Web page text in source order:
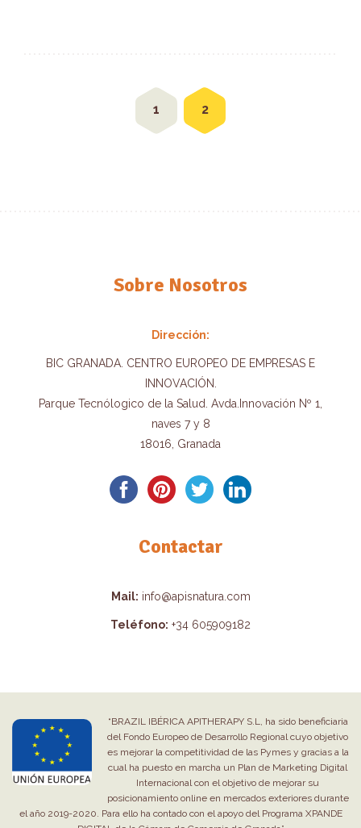
1 2
Sobre Nosotros
Dirección:
BIC GRANADA. CENTRO EUROPEO DE EMPRESAS E
INNOVACIÓN.
Parque Tecnólogico de la Salud. Avda.Innovación Nº 1,
naves 7 y 8
18016, Granada
Contactar
Mail: info@apisnatura.com
Teléfono: +34 605909182
“BRAZIL IBÉRICA APITHERAPY S.L, ha sido beneficiaria
del Fondo Europeo de Desarrollo Regional cuyo objetivo
es mejorar la competitividad de las Pymes y gracias a la
cual ha puesto en marcha un Plan de Marketing Digital
Internacional con el objetivo de mejorar su
posicionamiento online en mercados exteriores durante
el año 2019-2020. Para ello ha contado con el apoyo del Programa XPANDE